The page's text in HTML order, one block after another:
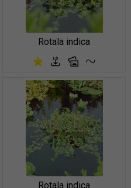
Rotala indica
Rotala indica